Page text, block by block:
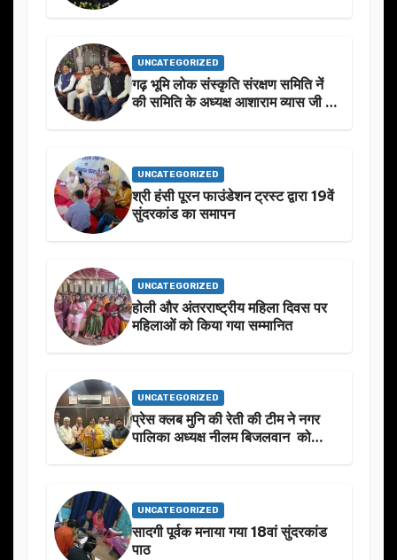
UNCATEGORIZED
गढ़ भूमि लोक संस्कृति संरक्षण समिति नें
की समिति के अध्यक्ष आशाराम व्यास जी के
UNCATEGORIZED
श्री हंसी पूरन फाउंडेशन ट्रस्ट द्वारा 19वें
सुंदरकांड का समापन
UNCATEGORIZED
होली और अंतरराष्ट्रीय महिला दिवस पर
महिलाओं को किया गया सम्मानित
UNCATEGORIZED
प्रेस क्लब मुनि की रेती की टीम ने नगर
पालिका अध्यक्ष नीलम बिजलवान को
UNCATEGORIZED
सादगी पूर्वक मनाया गया 18वां सुंदरकांड
पाठ